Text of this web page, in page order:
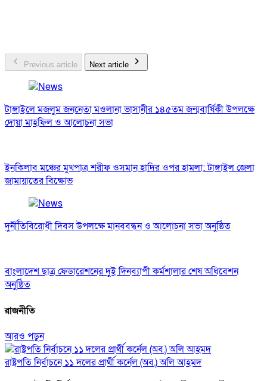
Previous article Next article
টাঙ্গাইলে মজলুম জননেতা মওলানা ভাসানীর ১৪৫তম জন্মবার্ষিকী উপলক্ষে
দোয়া মাহফিল ও আলোচনা সভা
ইনকিলাব মঞ্চের মুখপাত্র শরীফ ওসমান হাদির ওপর হামলা: টাঙ্গাইল জেলা
জামায়াতের বিক্ষোভ
দুর্নীতিবিরোধী দিবস উপলক্ষে মানববন্ধন ও আলোচনা সভা অনুষ্ঠিত
বাংলাদেশ ছাত্র ফেডারেশনের দুই দিনব্যাপী কর্মশালার শেষ অধিবেশন
অনুষ্ঠিত
রাজনীতি
আরও পড়ুন
রাষ্ট্রপতি নির্বাচনে ১১ দলের প্রার্থী কর্নেল (অব.) অলি আহমদ